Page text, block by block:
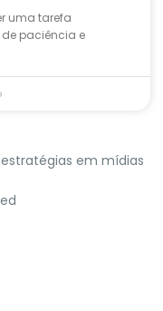
uma tarefa
paciência e
em mídias